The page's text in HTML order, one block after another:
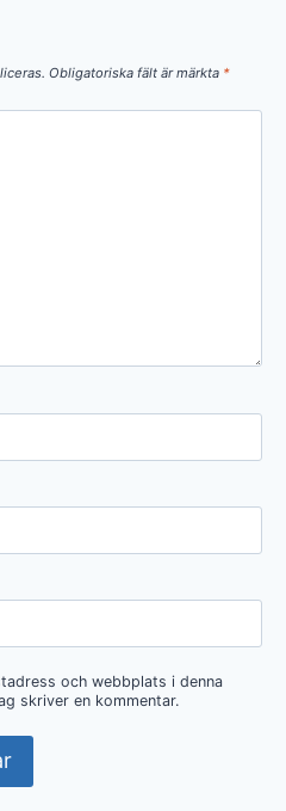
Obligatoriska fält är märkta *
och webbplats i denna
skriver en kommentar.